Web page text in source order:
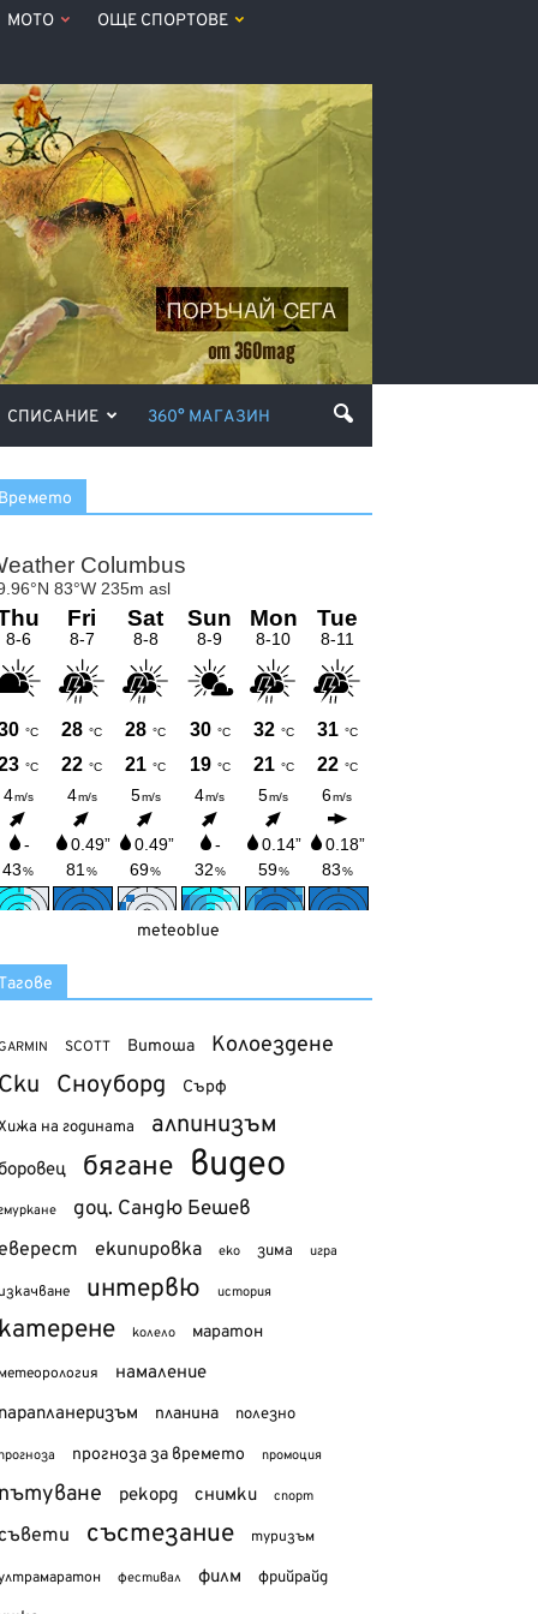
МОТО ОЩЕ СПОРТОВЕ
СПИСАНИЕ 360° МАГАЗИН
meteoblue
SCOTT Витоша Колоездене
Сноуборд Сърф
на годината алпинизъм
бягане видео
доц. Сандю Бешев
екипировка еко зима игра
интервю история
колело маратон
намаление
планина полезно
прогноза за времето промоция
рекорд снимки спорт
състезание туризъм
фестивал филм фрийрайд